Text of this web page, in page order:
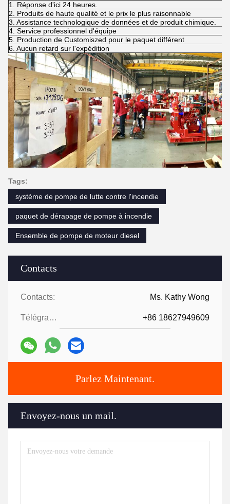
Contacts
Contacts: Ms. Kathy Wong
Télégramme: +86 18627949609
Parlez Maintenant.
Envoyez-nous un mail.
1. Réponse d'ici 24 heures.
2. Produits de haute qualité et le prix le plus raisonnable
3. Assistance technologique de données et de produit chimique.
4. Service professionnel d'équipe
5. Production de Customiszed pour le paquet différent
6. Aucun retard sur l'expédition
Tags:
système de pompe de lutte contre l'incendie
paquet de dérapage de pompe à incendie
Ensemble de pompe de moteur diesel